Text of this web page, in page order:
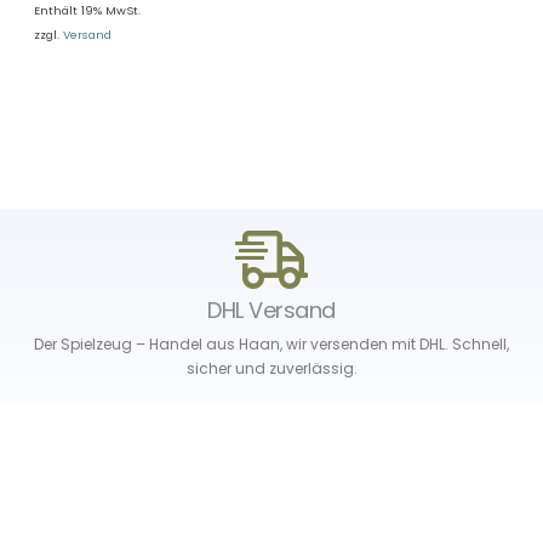
Enthält 19% MwSt.
zzgl. Versand
DHL Versand
Der Spielzeug – Handel aus Haan, wir versenden mit DHL. Schnell,
sicher und zuverlässig.